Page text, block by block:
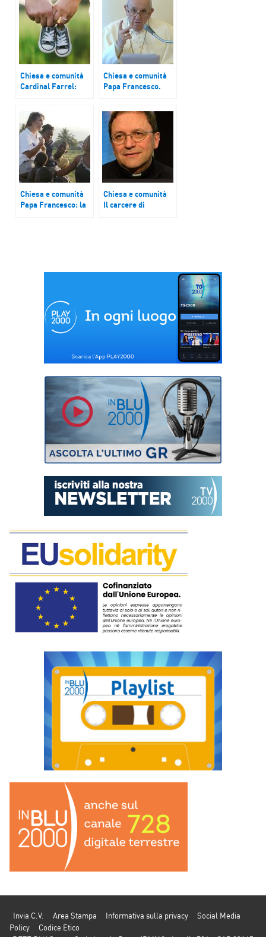
Chiesa e comunità
Cardinal Farrel:
in crisi”
Chiesa e comunità
Papa Francesco.
nell’amore di Cristo
nemmeno una
lacrima viene
perduta
Chiesa e comunità
Papa Francesco: la
Chiesa e comunità
Il carcere di
Invia C.V. Area Stampa Informativa sulla privacy
Social Media
Policy
Codice Etico